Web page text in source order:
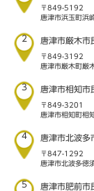
〒849-5192
唐津市浜玉町浜
2 唐津市厳木市
〒849-3192
唐津市厳木町厳
3 唐津市相知市
〒849-3201
唐津市相知町相
4 唐津市北波多
〒847-1292
唐津市北波多徳
5 唐津市肥前市